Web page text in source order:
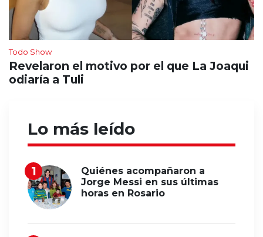
Todo Show
Revelaron el motivo por el que La Joaqui
odiaría a Tuli
Lo más leído
Quiénes acompañaron a
Jorge Messi en sus últimas
horas en Rosario